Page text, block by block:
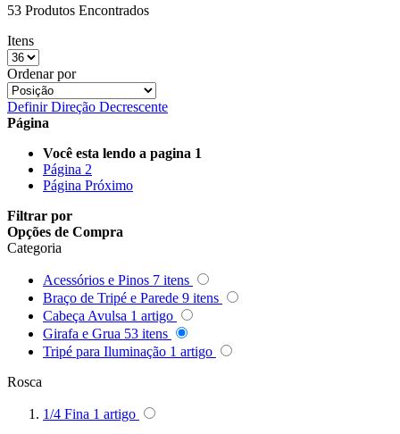
Photo Facility
Quenox
Sekonic
Selens
Shimbol
Sirui
Smallrig
Sokani
53 Produtos Encontrados
Itens
Ordenar por
Definir Direção Decrescente
Página
Você esta lendo a pagina 1
Página 2
Página Próximo
Filtrar por
Opções de Compra
Categoria
Acessórios e Pinos 7 itens
Braço de Tripé e Parede 9 itens
Cabeça Avulsa 1 artigo
Girafa e Grua 53 itens
Tripé para Iluminação 1 artigo
Rosca
1/4 Fina 1 artigo